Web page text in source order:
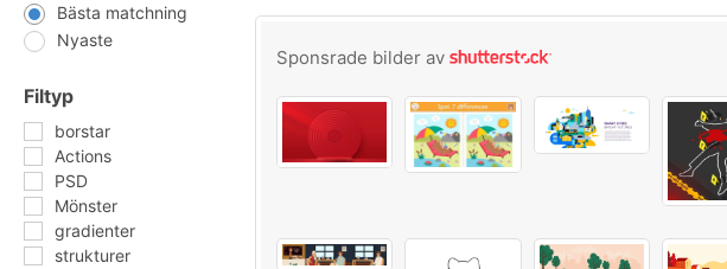
Bästa matchning
Nyaste
Filtyp
borstar
Actions
PSD
Mönster
gradienter
strukturer
Sponsrade bilder av